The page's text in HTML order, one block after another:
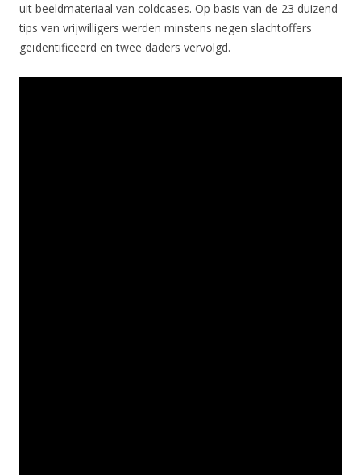
uit beeldmateriaal van coldcases. Op basis van de 23 duizend
tips van vrijwilligers werden minstens negen slachtoffers
geïdentificeerd en twee daders vervolgd.